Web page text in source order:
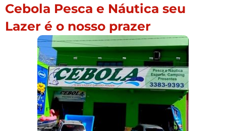
Cebola Pesca e Náutica seu
Lazer é o nosso prazer